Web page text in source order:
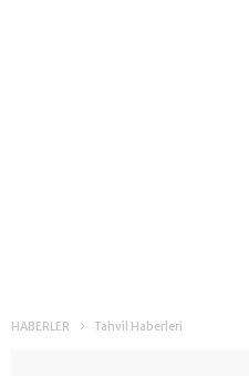
HABERLER Tahvil Haberleri